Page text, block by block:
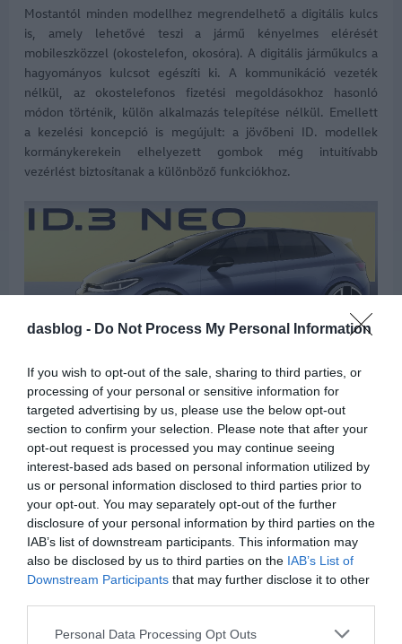
dasblog - Do Not Process My Personal Information
If you wish to opt-out of the sale, sharing to third parties, or
processing of your personal or sensitive information for
targeted advertising by us, please use the below opt-out
section to confirm your selection. Please note that after your
opt-out request is processed you may continue seeing
interest-based ads based on personal information utilized by
us or personal information disclosed to third parties prior to
your opt-out. You may separately opt-out of the further
disclosure of your personal information by third parties on the
IAB’s list of downstream participants. This information may
also be disclosed by us to third parties on the IAB’s List of
Downstream Participants that may further disclose it to other
Please note that this website/app uses one or more Google
Personal Data Processing Opt Outs
Mostantól minden modellhez megrendelhető a digitális kulcs
is, amely lehetővé teszi a jármű kényelmes elérését
mobileszközzel (okostelefon, okosóra). A digitális járműkulcs a
hagyományos kulcsot egészíti ki. A kommunikáció vezeték
nélkül, az okostelefonos fizetési megoldásokhoz hasonló
módon történik, külön alkalmazás telepítése nélkül. Emellett
a kezelési koncepció is megújult: a jövőbeni ID. modellek
kormánykerekein elhelyezett gombok még intuitívabb
vezérlést biztosítanak a különböző funkciókhoz.
Mindezek mellett az összes új ID. modell esetében elérhető
lesz a Vehicle-to-Load funkció is, amely lehetővé teszi, hogy a
nagyfeszültségű akkumulátorból közvetlenül, akár 3,6 kW
teljesítménnyel külső fogyasztókat – például elektromos
grilleket, kávéfőzőt vagy elektromos kerékpárokat – lássunk el
energiával. Ez az utastérben található 230 V-os aljzaton
keresztül lehetséges, illetve – külön adapterrel – a töltőaljzat
Mode 3 csatlakozóján keresztül is.
A gyár közlése szerint az új szoftvergeneráció nagyobb
kategóriás elektromos modelljei – ID. Polo, ID. Polo GTI, ID.